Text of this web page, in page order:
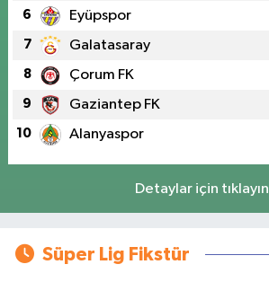
6 Eyüpspor
7 Galatasaray
8 Çorum FK
9 Gaziantep FK
10 Alanyaspor
Detaylar için tıklayın
Süper Lig Fikstür